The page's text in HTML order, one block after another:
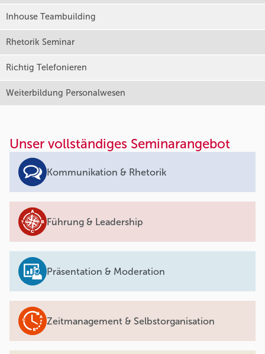
Inhouse Teambuilding
Rhetorik Seminar
Richtig Telefonieren
Weiterbildung Personalwesen
Unser vollständiges Seminarangebot
Kommunikation & Rhetorik
Führung & Leadership
Präsentation & Moderation
Zeitmanagement & Selbstorganisation